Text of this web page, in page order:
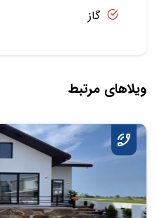
گاز
ویلاهای مرتبط